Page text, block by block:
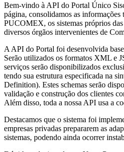
Bem-vindo à API do Portal Único
página, consolidamos as informações
PUCOMEX, os sistemas próprios das
diversos órgãos intervenientes de
A API do Portal foi desenvolvida
Serão utilizados os formatos XML e
serviços serão disponibilizados
tendo sua estrutura especificada na
Definition). Estes schemas serão
validação e construção dos clientes
Além disso, toda a nossa API usa a
Destacamos que o sistema foi
empresas privadas prepararem as
sistemas, podendo ainda ocorrer